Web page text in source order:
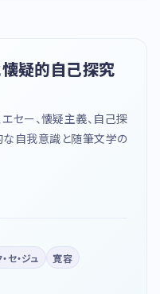
懐疑的自己探究
エセー、懐疑主義、自己探
自我意識と随筆文学の
セ・ジュ
寛容